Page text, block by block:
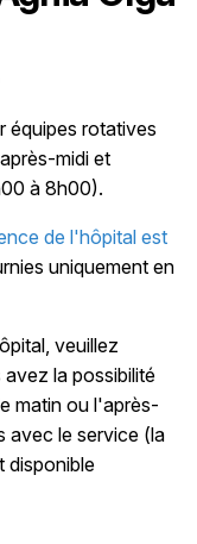
équipes rotatives
midi et
à 8h00).
de l'hôpital est
uniquement en
veuillez
la possibilité
matin ou l'après-
avec le service (la
disponible